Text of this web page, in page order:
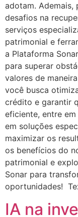
adotam. Ademais,
desafios na
serviços
patrimonial e
a Plataforma
para superar
valores de
você busca
crédito e garantir
eficiente, entre
em soluções
maximizar os
os benefícios do
patrimonial e
Sonar para
oportunidades!
IA na